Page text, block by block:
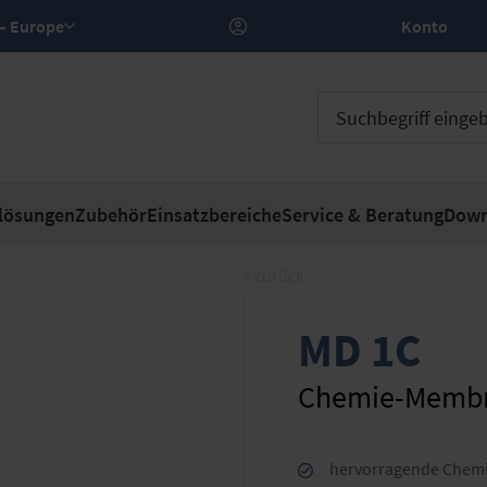
DE – Europe Konto
ZubehörEinsatzbereicheService & Beratung
MD 1C
Chemie-
hervorragende